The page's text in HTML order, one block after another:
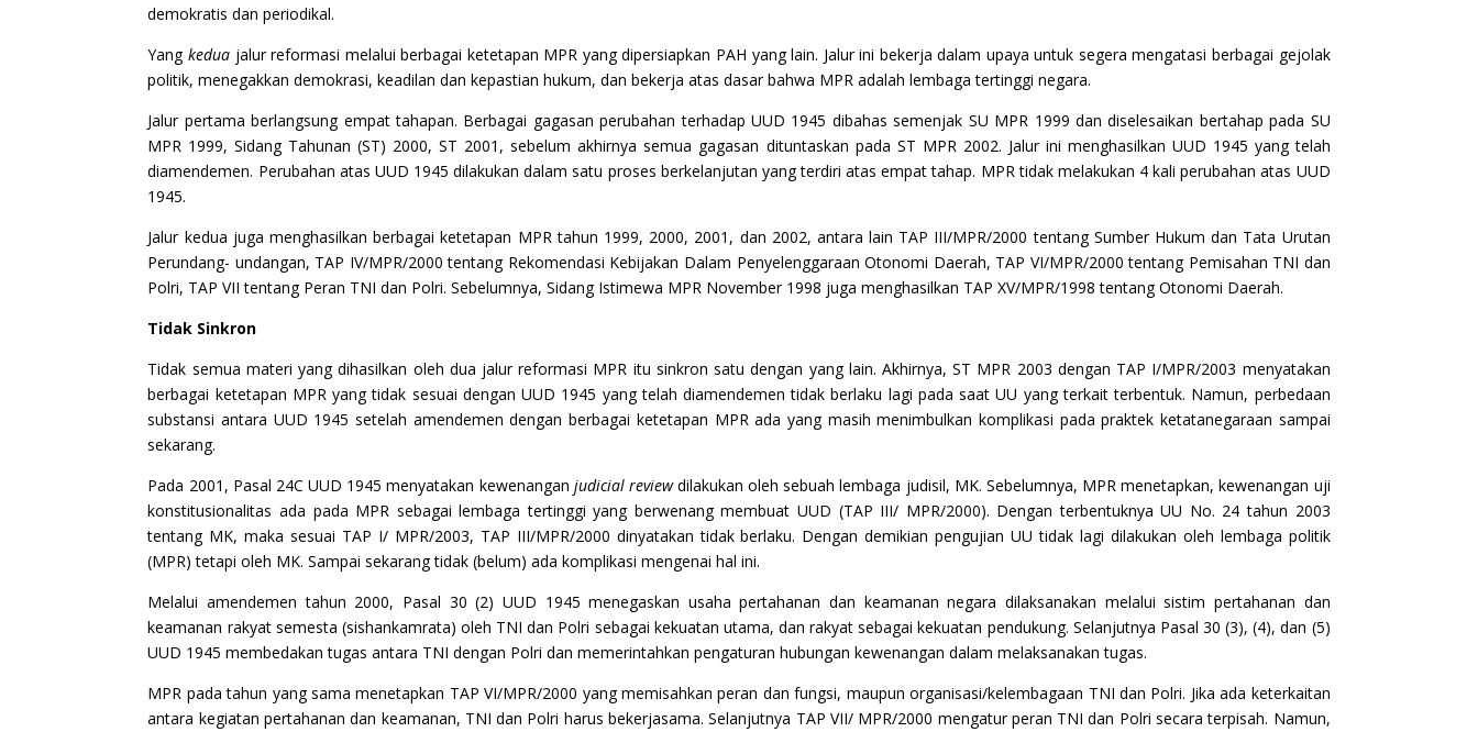
demokratis dan periodikal.
Yang keduajalur reformasi melalui berbagai ketetapan MPR yang dipersiapkan PAH yang lain. Jalur ini bekerja dalam upaya untuk segera mengatasi berbagai gejolak
politik, menegakkan demokrasi, keadilan dan kepastian hukum, dan bekerja atas dasar bahwa MPR adalah lembaga tertinggi negara.
Jalur pertama berlangsung empat tahapan. Berbagai gagasan perubahan terhadap UUD 1945 dibahas semenjak SU MPR 1999 dan diselesaikan bertahap pada SU
MPR 1999, Sidang Tahunan (ST) 2000, ST 2001, sebelum akhirnya semua gagasan dituntaskan pada ST MPR 2002. Jalur ini menghasilkan UUD 1945 yang telah
diamendemen. Perubahan atas UUD 1945 dilakukan dalam satu proses berkelanjutan yang terdiri atas empat tahap. MPR tidak melakukan 4 kali perubahan atas UUD
1945.
Jalur kedua juga menghasilkan berbagai ketetapan MPR tahun 1999, 2000, 2001, dan 2002, antara lain TAP III/MPR/2000 tentang Sumber Hukum dan Tata Urutan
Perundang- undangan, TAP IV/MPR/2000 tentang Rekomendasi Kebijakan Dalam Penyelenggaraan Otonomi Daerah, TAP VI/MPR/2000 tentang Pemisahan TNI dan
Polri, TAP VII tentang Peran TNI dan Polri. Sebelumnya, Sidang Istimewa MPR November 1998 juga menghasilkan TAP XV/MPR/1998 tentang Otonomi Daerah.
Tidak Sinkron
Tidak semua materi yang dihasilkan oleh dua jalur reformasi MPR itu sinkron satu dengan yang lain. Akhirnya, ST MPR 2003 dengan TAP I/MPR/2003 menyatakan
berbagai ketetapan MPR yang tidak sesuai dengan UUD 1945 yang telah diamendemen tidak berlaku lagi pada saat UU yang terkait terbentuk. Namun, perbedaan
substansi antara UUD 1945 setelah amendemen dengan berbagai ketetapan MPR ada yang masih menimbulkan komplikasi pada praktek ketatanegaraan sampai
sekarang.
Pada 2001, Pasal 24C UUD 1945 menyatakan kewenangan judicial reviewdilakukan oleh sebuah lembaga judisil, MK. Sebelumnya, MPR menetapkan, kewenangan uji
konstitusionalitas ada pada MPR sebagai lembaga tertinggi yang berwenang membuat UUD (TAP III/ MPR/2000). Dengan terbentuknya UU No. 24 tahun 2003
tentang MK, maka sesuai TAP I/ MPR/2003, TAP III/MPR/2000 dinyatakan tidak berlaku. Dengan demikian pengujian UU tidak lagi dilakukan oleh lembaga politik
(MPR) tetapi oleh MK. Sampai sekarang tidak (belum) ada komplikasi mengenai hal ini.
Melalui amendemen tahun 2000, Pasal 30 (2) UUD 1945 menegaskan usaha pertahanan dan keamanan negara dilaksanakan melalui sistim pertahanan dan
keamanan rakyat semesta (sishankamrata) oleh TNI dan Polri sebagai kekuatan utama, dan rakyat sebagai kekuatan pendukung. Selanjutnya Pasal 30 (3), (4), dan (5)
UUD 1945 membedakan tugas antara TNI dengan Polri dan memerintahkan pengaturan hubungan kewenangan dalam melaksanakan tugas.
MPR pada tahun yang sama menetapkan TAP VI/MPR/2000 yang memisahkan peran dan fungsi, maupun organisasi/kelembagaan TNI dan Polri. Jika ada keterkaitan
antara kegiatan pertahanan dan keamanan, TNI dan Polri harus bekerjasama. Selanjutnya TAP VII/ MPR/2000 mengatur peran TNI dan Polri secara terpisah. Namun,